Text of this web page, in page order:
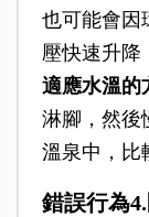
也可能會因
壓快速升降
適應水溫的
淋腳，然後
溫泉中，比
錯誤行為